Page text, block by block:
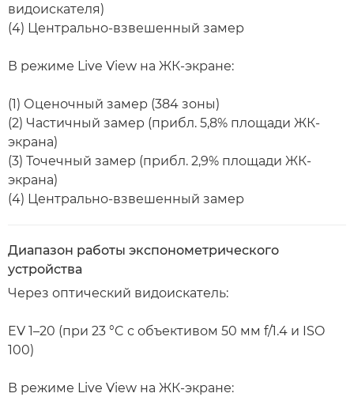
видоискателя)
(4) Центрально-взвешенный замер
В режиме Live View на ЖК-экране:
(1) Оценочный замер (384 зоны)
(2) Частичный замер (прибл. 5,8% площади ЖК-
экрана)
(3) Точечный замер (прибл. 2,9% площади ЖК-
экрана)
(4) Центрально-взвешенный замер
Диапазон работы экспонометрического
устройства
Через оптический видоискатель:
EV 1–20 (при 23 °C с объективом 50 мм f/1.4 и ISO
100)
В режиме Live View на ЖК-экране: